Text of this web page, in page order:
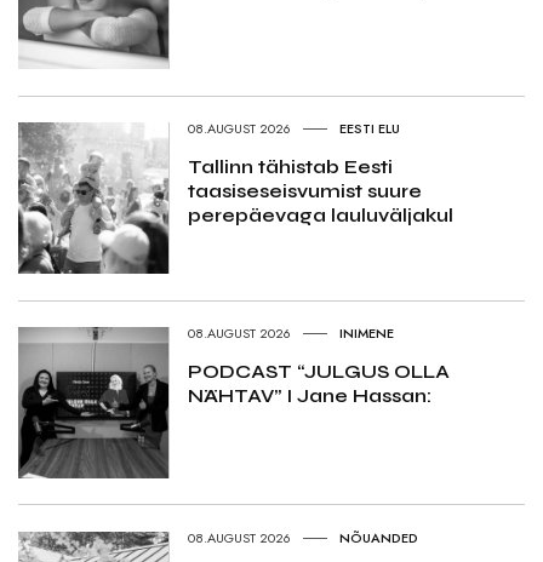
08.AUGUST 2026 EESTI ELU
Tallinn tähistab Eesti
taasiseseisvumist suure
perepäevaga lauluväljakul
08.AUGUST 2026 INIMENE
PODCAST “JULGUS OLLA
NÄHTAV” I Jane Hassan:
08.AUGUST 2026 NÕUANDED